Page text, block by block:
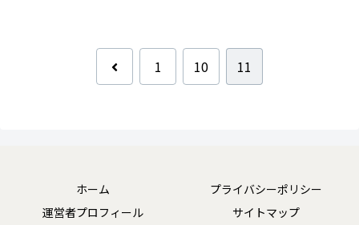
前
1 10 11
ホーム
プライバシーポリシー
運営者プロフィール
サイトマップ